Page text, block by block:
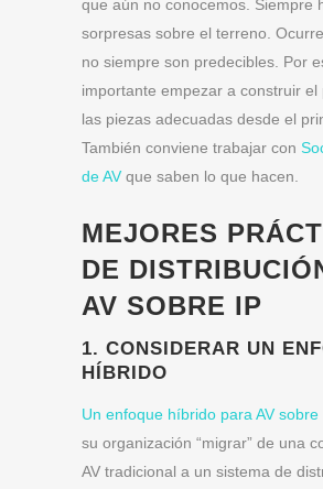
que aún no conocemos. Siempre
sorpresas sobre el terreno.
no siempre son predecibles. Por
importante empezar a construir el
las piezas adecuadas desde el
También conviene trabajar con
de AV que saben lo que hacen.
MEJORES
DE
AV SOBRE IP
1. CONSIDERAR UN
HÍBRIDO
Un enfoque híbrido para AV sobre
su organización “migrar” de una
AV tradicional a un sistema de